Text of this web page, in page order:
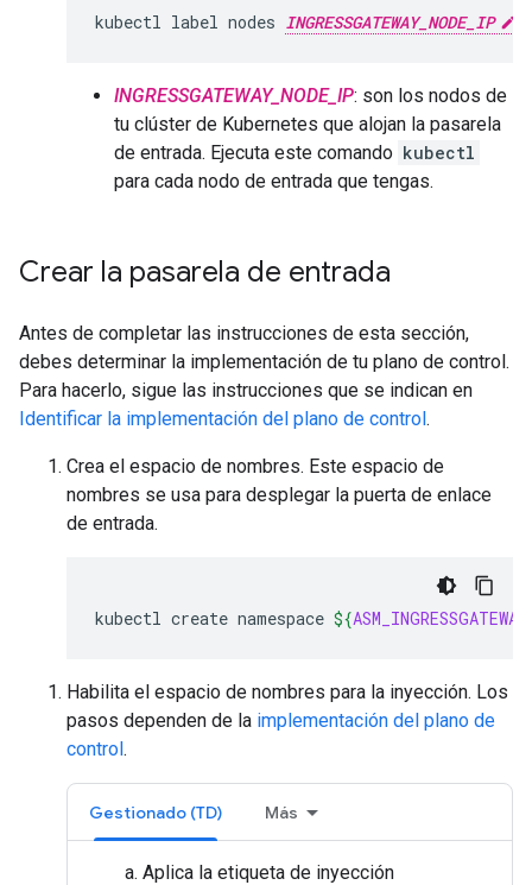
kubectl label nodes INGRESSGATEWAY_NODE_IP
INGRESSGATEWAY_NODE_IP: son los nodos de
tu clúster de Kubernetes que alojan la pasarela
de entrada. Ejecuta este comando kubectl
para cada nodo de entrada que tengas.
Crear la pasarela de entrada
Antes de completar las instrucciones de esta sección,
debes determinar la implementación de tu plano de control.
Para hacerlo, sigue las instrucciones que se indican en
Identificar la implementación del plano de control.
Crea el espacio de nombres. Este espacio de
nombres se usa para desplegar la puerta de enlace
de entrada.
kubectl create namespace ${
Habilita el espacio de nombres para la inyección. Los
pasos dependen de la implementación del plano de
control.
Gestionado (TD) Más
Aplica la etiqueta de inyección